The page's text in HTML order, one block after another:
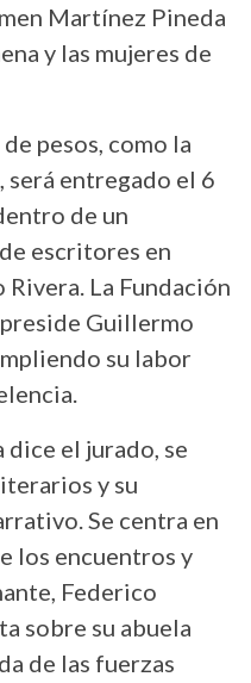
Martínez Pineda
y las mujeres de
pesos, como la
será entregado el 6
de un
escritores en
Rivera. La Fundación
Guillermo
su labor
dice el jurado, se
y su
Se centra en
los encuentros y
Federico
sobre su abuela
de las fuerzas